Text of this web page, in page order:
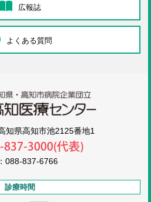
広報誌
よくある質問
県高知市池2125番地1
837-3000(代表)
088-837-6766
診療時間